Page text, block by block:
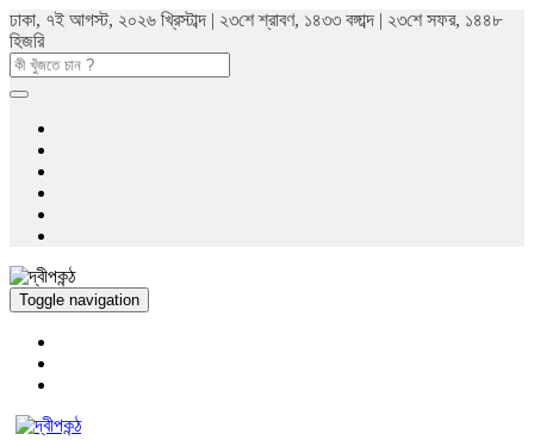
ঢাকা, ৭ই আগস্ট, ২০২৬ খ্রিস্টাব্দ | ২৩শে শ্রাবণ, ১৪৩৩ বঙ্গাব্দ | ২৩শে সফর, ১৪৪৮
হিজরি
Toggle navigation